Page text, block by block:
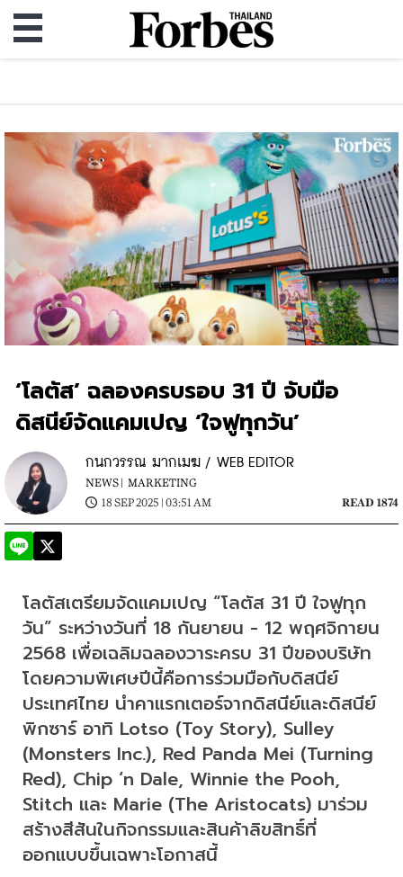
‘โลตัส’ ฉลองครบรอบ 31 ปี จับมือ
ดิสนีย์จัดแคมเปญ ‘ใจฟูทุกวัน’
กนกวรรณ มากเมฆ / WEB EDITOR
NEWS | MARKETING
18 SEP 2025 | 03:51 AM
READ 1874
โลตัสเตรียมจัดแคมเปญ “โลตัส 31 ปี ใจฟูทุก
วัน” ระหว่างวันที่ 18 กันยายน - 12 พฤศจิกายน
2568 เพื่อเฉลิมฉลองวาระครบ 31 ปีของบริษัท
โดยความพิเศษปีนี้คือการร่วมมือกับดิสนีย์
ประเทศไทย นำคาแรกเตอร์จากดิสนีย์และดิสนีย์
พิกซาร์ อาทิ Lotso (Toy Story), Sulley
(Monsters Inc.), Red Panda Mei (Turning
Red), Chip ‘n Dale, Winnie the Pooh,
Stitch และ Marie (The Aristocats) มาร่วม
สร้างสีสันในกิจกรรมและสินค้าลิขสิทธิ์ที่
ออกแบบขึ้นเฉพาะโอกาสนี้